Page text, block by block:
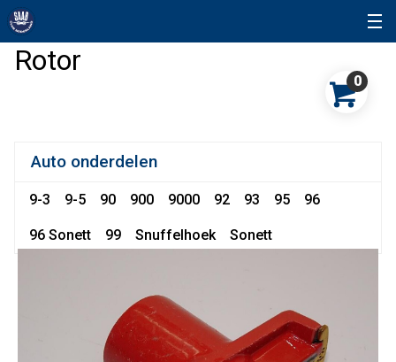
Rotor
0
Auto onderdelen
9-3 9-5 90 900 9000 92 93 95 96
96 Sonett 99 Snuffelhoek Sonett